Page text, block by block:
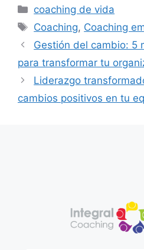
coaching de vida
Coaching, Coaching
Gestión del cambio: 5
para transformar tu
Liderazgo
cambios positivos en tu